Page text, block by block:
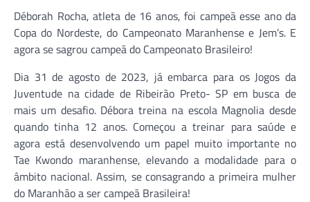
Déborah Rocha, atleta de 16 anos, foi campeã esse ano da
Copa do Nordeste, do Campeonato Maranhense e Jem’s. E
agora se sagrou campeã do Campeonato Brasileiro!
Dia 31 de agosto de 2023, já embarca para os Jogos da
Juventude na cidade de Ribeirão Preto- SP em busca de
mais um desafio. Débora treina na escola Magnolia desde
quando tinha 12 anos. Começou a treinar para saúde e
agora está desenvolvendo um papel muito importante no
Tae Kwondo maranhense, elevando a modalidade para o
âmbito nacional. Assim, se consagrando a primeira mulher
do Maranhão a ser campeã Brasileira!